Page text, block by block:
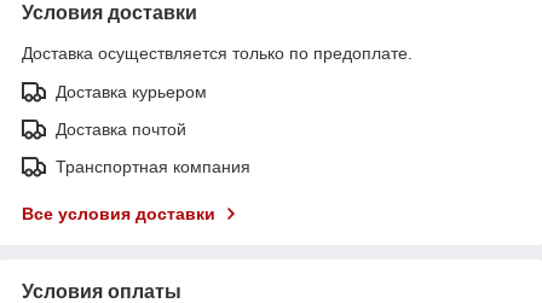
Условия доставки
Доставка осуществляется только по предоплате.
Доставка курьером
Доставка почтой
Транспортная компания
Все условия доставки
Условия оплаты